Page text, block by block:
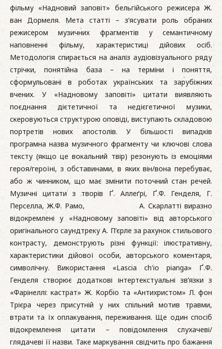
фільму «Надновий заповіт» бельгійського режисера Ж.
ван Дормеля. Мета статті – з’ясувати роль обраних
режисером музичних фрагментів у семантичному
наповненні фільму, характеристиці дійових осіб.
Методологія спирається на аналіз аудіовізуального ряду
стрічки, понятійна база – на терміни і поняття,
сформульовані в роботах українських та зарубіжних
вчених. У «Надновому заповіті» цитати виявляють
поєднання дієтетичної та недієгетичної музики,
скеровуються структурою оповіді, виступають складовою
портретів нових апостолів. У більшості випадків
програмна назва музичного фрагменту чи ключові слова
тексту (якщо це вокальний твір) резонують із емоціями
героя/героїні, з обставинами, в яких він/вона перебуває,
або ж чинником, що має змінити поточний стан речей.
Музичні цитати з творів Ґ. Аллеґрі, Ґ.Ф. Генделя, Г.
Перселла, Ж.Ф. Рамо, А. Скарлатті виразно
відокремлені у «Надновому заповіті» від авторського
оригінального саундтреку А. П’єрле за рахунок стильового
контрасту, демонструють різні функції: ілюстративну,
характеристики дійової особи, авторського коментаря,
символічну. Використання «Lascia ch'io pianga» Ґ.Ф.
Генделя створює додаткові інтертекстуальні зв’язки з
«Фарінеллі: кастрат» Ж. Корбіо та «Антихристом» Л. фон
Трієра через присутній у них спільний мотив травми,
втрати та їх оплакування, переживання. Ще один спосіб
відокремлення цитати – повідомлення слухачеві/
глядачеві її назви. Таке маркування свідчить про бажання